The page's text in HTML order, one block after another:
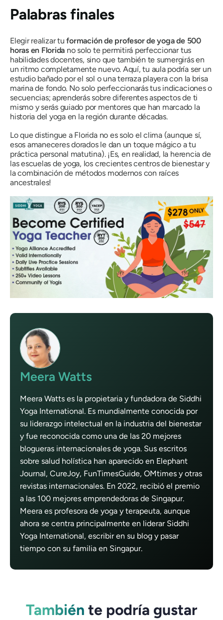
Palabras finales
Elegir realizar tuformación de profesor de yoga de 500
horas en Florida no solo te permitirá perfeccionar tus
habilidades docentes, sino que también te sumergirás en
un ritmo completamente nuevo. Aquí, tu aula podría ser un
estudio bañado por el sol o una terraza playera con la brisa
marina de fondo. No solo perfeccionarás tus indicaciones o
secuencias; aprenderás sobre diferentes aspectos de ti
mismo y serás guiado por mentores que han marcado la
historia del yoga en la región durante décadas.
Lo que distingue a Florida no es solo el clima (aunque sí,
esos amaneceres dorados le dan un toque mágico a tu
práctica personal matutina). ¡Es, en realidad, la herencia de
las escuelas de yoga, los crecientes centros de bienestar y
la combinación de métodos modernos con raíces
ancestrales!
Meera Watts
Meera Watts es la propietaria y fundadora de Siddhi
Yoga International. Es mundialmente conocida por
su liderazgo intelectual en la industria del bienestar
y fue reconocida como una de las 20 mejores
blogueras internacionales de yoga. Sus escritos
sobre salud holística han aparecido en Elephant
Journal, CureJoy, FunTimesGuide, OMtimes y otras
revistas internacionales. En 2022, recibió el premio
a las 100 mejores emprendedoras de Singapur.
Meera es profesora de yoga y terapeuta, aunque
ahora se centra principalmente en liderar Siddhi
Yoga International, escribir en su blog y pasar
tiempo con su familia en Singapur.
También te podría gustar